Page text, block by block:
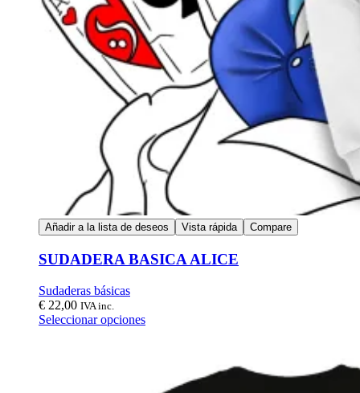
Añadir a la lista de deseos Vista rápida Compare
SUDADERA BASICA ALICE
Sudaderas básicas
€ 22,00 IVA inc.
Seleccionar opciones